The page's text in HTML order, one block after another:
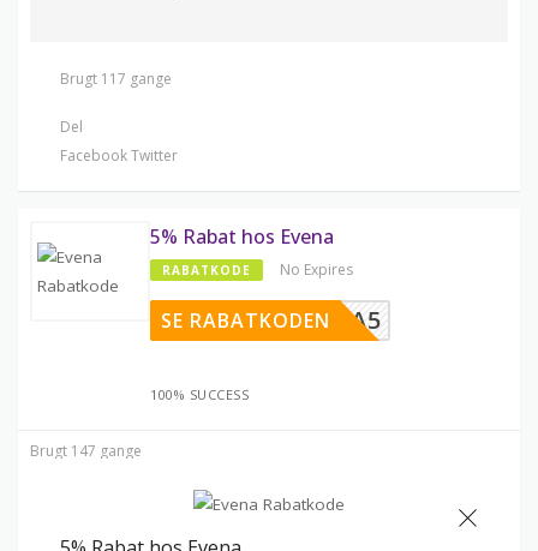
Brugt 117 gange
Del
FacebookTwitter
5% Rabat hos Evena
RABATKODE No Expires
EVENA5
SE RABATKODEN
100% SUCCESS
Brugt 147 gange